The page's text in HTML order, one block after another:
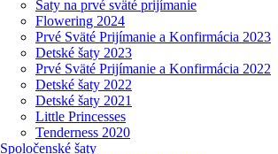
Šaty na prvé sväté prijímanie
Flowering 2024
Prvé Sväté Prijímanie a Konfirmácia 2023
Detské šaty 2023
Prvé Sväté Prijímanie a Konfirmácia 2022
Detské šaty 2022
Detské šaty 2021
Little Princesses
Tenderness 2020
Spoločenské šaty